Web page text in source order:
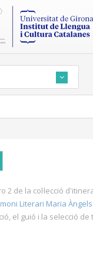
2 de la col·lecció
Literari Maria
el guió i la selecció